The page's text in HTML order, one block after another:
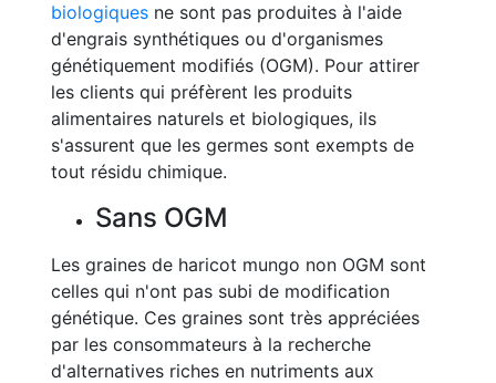
biologiques ne sont pas produites à l'aide
d'engrais synthétiques ou d'organismes
génétiquement modifiés (OGM). Pour attirer
les clients qui préfèrent les produits
alimentaires naturels et biologiques, ils
s'assurent que les germes sont exempts de
tout résidu chimique.
Sans OGM
Les graines de haricot mungo non OGM sont
celles qui n'ont pas subi de modification
génétique. Ces graines sont très appréciées
par les consommateurs à la recherche
d'alternatives riches en nutriments aux